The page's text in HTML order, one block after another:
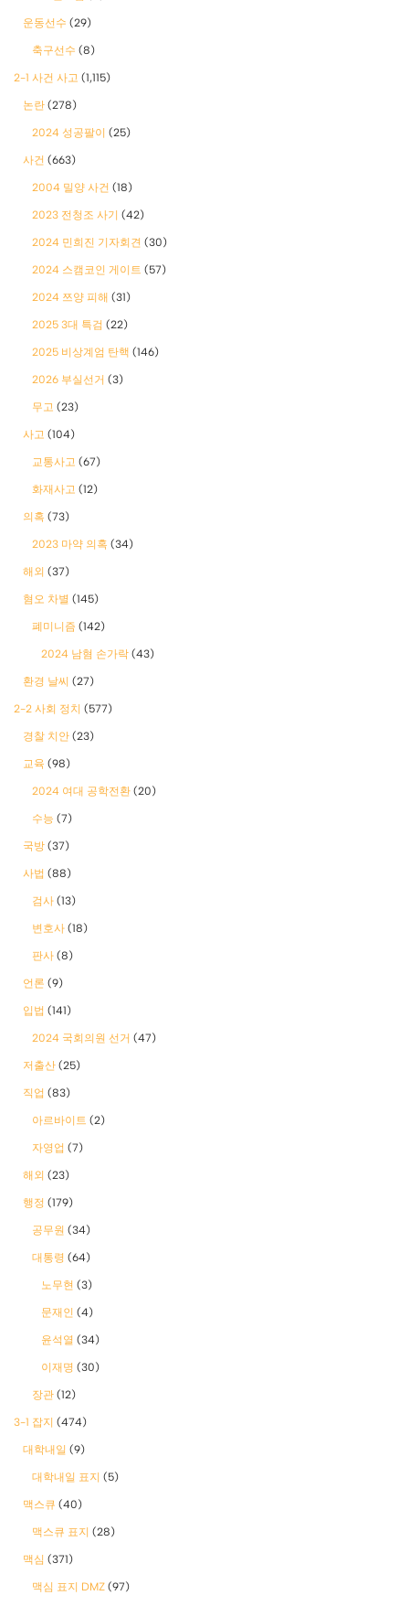
운동선수 (29)
축구선수 (8)
2-1 사건 사고 (1,115)
논란 (278)
2024 성공팔이 (25)
사건 (663)
2004 밀양 사건 (18)
2023 전청조 사기 (42)
2024 민희진 기자회견 (30)
2024 스캠코인 게이트 (57)
2024 쯔양 피해 (31)
2025 3대 특검 (22)
2025 비상계엄 탄핵 (146)
2026 부실선거 (3)
무고 (23)
사고 (104)
교통사고 (67)
화재사고 (12)
의혹 (73)
2023 마약 의혹 (34)
해외 (37)
혐오 차별 (145)
폐미니즘 (142)
2024 남혐 손가락 (43)
환경 날씨 (27)
2-2 사회 정치 (577)
경찰 치안 (23)
교육 (98)
2024 여대 공학전환 (20)
수능 (7)
국방 (37)
사법 (88)
검사 (13)
변호사 (18)
판사 (8)
언론 (9)
입법 (141)
2024 국회의원 선거 (47)
저출산 (25)
직업 (83)
아르바이트 (2)
자영업 (7)
해외 (23)
행정 (179)
공무원 (34)
대통령 (64)
노무현 (3)
문재인 (4)
윤석열 (34)
이재명 (30)
장관 (12)
3-1 잡지 (474)
대학내일 (9)
대학내일 표지 (5)
맥스큐 (40)
맥스큐 표지 (28)
맥심 (371)
맥심 표지 DMZ (97)